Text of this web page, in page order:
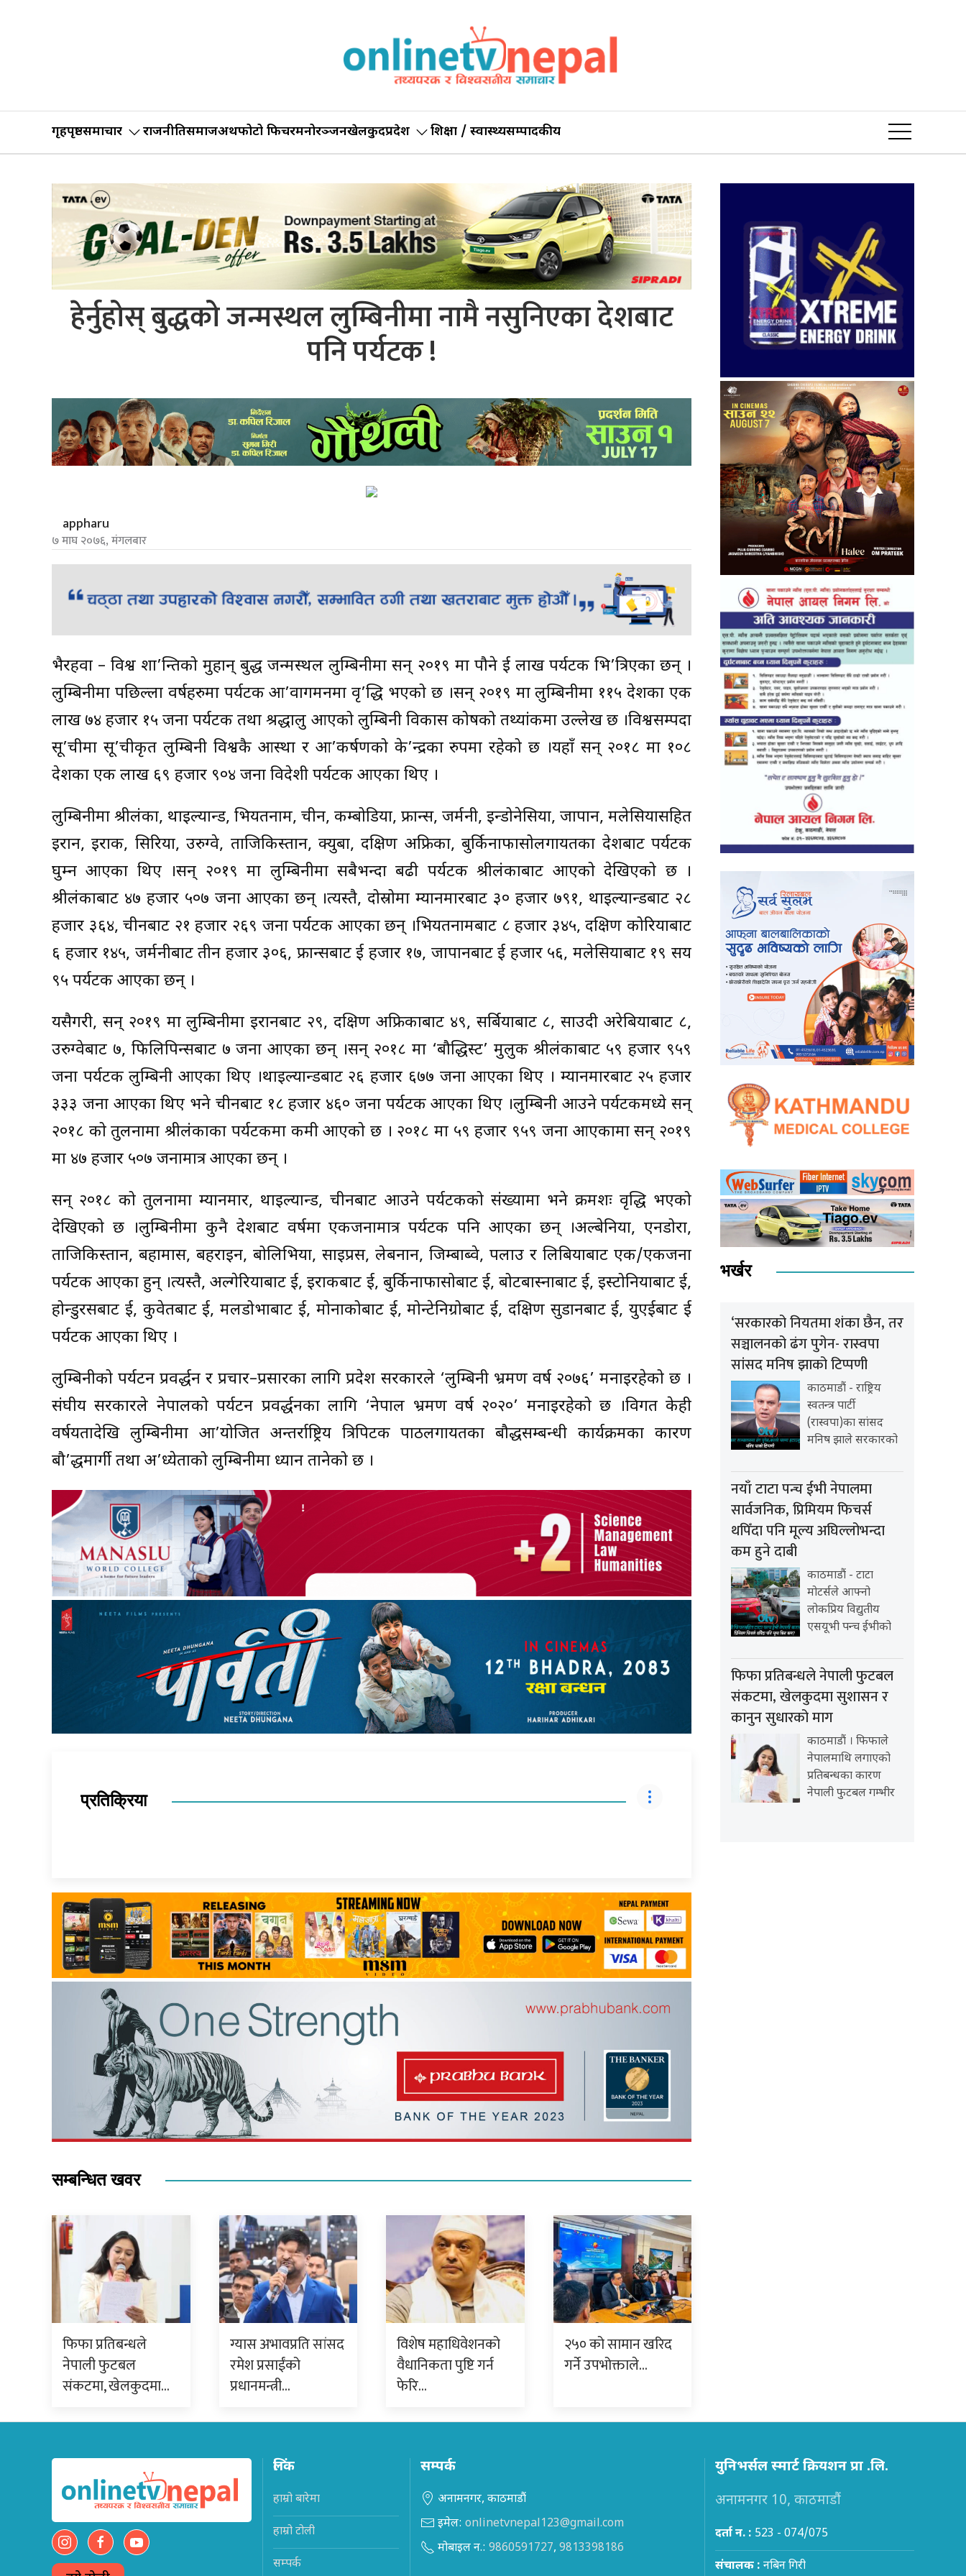
गृहपृष्ठसमाचार राजनीतिसमाजअर्थफोटो फिचरमनोरञ्जनखेलकुदप्रदेश शिक्षा / स्वास्थ्यसम्पादकीय
हेर्नुहोस् बुद्धको जन्मस्थल लुम्बिनीमा नामै नसुनिएका देशबाट
पनि पर्यटक !
appharu
७ माघ २०७६, मंगलबार
भैरहवा – विश्व शा’न्तिको मुहान् बुद्ध जन्मस्थल लुम्बिनीमा सन् २०१९ मा पौने दुई लाख पर्यटक भि’त्रिएका छन् ।
लुम्बिनीमा पछिल्ला वर्षहरुमा पर्यटक आ’वागमनमा वृ’द्धि भएको छ ।सन् २०१९ मा लुम्बिनीमा ११५ देशका एक
लाख ७४ हजार १५ जना पर्यटक तथा श्रद्धालु आएको लुम्बिनी विकास कोषको तथ्यांकमा उल्लेख छ ।विश्वसम्पदा
सू’चीमा सू’चीकृत लुम्बिनी विश्वकै आस्था र आ’कर्षणको के’न्द्रका रुपमा रहेको छ ।यहाँ सन् २०१८ मा १०८
देशका एक लाख ६९ हजार ९०४ जना विदेशी पर्यटक आएका थिए ।
लुम्बिनीमा श्रीलंका, थाइल्यान्ड, भियतनाम, चीन, कम्बोडिया, फ्रान्स, जर्मनी, इन्डोनेसिया, जापान, मलेसियासहित
इरान, इराक, सिरिया, उरुग्वे, ताजिकिस्तान, क्युबा, दक्षिण अफ्रिका, बुर्किनाफासोलगायतका देशबाट पर्यटक
घुम्न आएका थिए ।सन् २०१९ मा लुम्बिनीमा सबैभन्दा बढी पर्यटक श्रीलंकाबाट आएको देखिएको छ ।
श्रीलंकाबाट ४७ हजार ५०७ जना आएका छन् ।त्यस्तै, दोस्रोमा म्यानमारबाट ३० हजार ७९१, थाइल्यान्डबाट २८
हजार ३६४, चीनबाट २१ हजार २६९ जना पर्यटक आएका छन् ।भियतनामबाट ८ हजार ३४५, दक्षिण कोरियाबाट
६ हजार १४५, जर्मनीबाट तीन हजार ३०६, फ्रान्सबाट दुई हजार १७, जापानबाट दुई हजार ५६, मलेसियाबाट १९ सय
९५ पर्यटक आएका छन् ।
यसैगरी, सन् २०१९ मा लुम्बिनीमा इरानबाट २९, दक्षिण अफ्रिकाबाट ४९, सर्बियाबाट ८, साउदी अरेबियाबाट ८,
उरुग्वेबाट ७, फिलिपिन्सबाट ७ जना आएका छन् ।सन् २०१८ मा ‘बौद्धिस्ट’ मुलुक श्रीलंकाबाट ५९ हजार ९५९
जना पर्यटक लुम्बिनी आएका थिए ।थाइल्यान्डबाट २६ हजार ६७७ जना आएका थिए । म्यानमारबाट २५ हजार
३३३ जना आएका थिए भने चीनबाट १८ हजार ४६० जना पर्यटक आएका थिए ।लुम्बिनी आउने पर्यटकमध्ये सन्
२०१८ को तुलनामा श्रीलंकाका पर्यटकमा कमी आएको छ । २०१८ मा ५९ हजार ९५९ जना आएकामा सन् २०१९
मा ४७ हजार ५०७ जनामात्र आएका छन् ।
सन् २०१८ को तुलनामा म्यानमार, थाइल्यान्ड, चीनबाट आउने पर्यटकको संख्यामा भने क्रमशः वृद्धि भएको
देखिएको छ ।लुम्बिनीमा कुनै देशबाट वर्षमा एकजनामात्र पर्यटक पनि आएका छन् ।अल्बेनिया, एनडोरा,
ताजिकिस्तान, बहामास, बहराइन, बोलिभिया, साइप्रस, लेबनान, जिम्बाब्वे, पलाउ र लिबियाबाट एक/एकजना
पर्यटक आएका हुन् ।त्यस्तै, अल्गेरियाबाट दुई, इराकबाट दुई, बुर्किनाफासोबाट दुई, बोटबास्नाबाट दुई, इस्टोनियाबाट दुई,
होन्डुरसबाट दुई, कुवेतबाट दुई, मलडोभाबाट दुई, मोनाकोबाट दुई, मोन्टेनिग्रोबाट दुई, दक्षिण सुडानबाट दुई, युएईबाट दुई
पर्यटक आएका थिए ।
लुम्बिनीको पर्यटन प्रवर्द्धन र प्रचार–प्रसारका लागि प्रदेश सरकारले ‘लुम्बिनी भ्रमण वर्ष २०७६’ मनाइरहेको छ ।
संघीय सरकारले नेपालको पर्यटन प्रवर्द्धनका लागि ‘नेपाल भ्रमण वर्ष २०२०’ मनाइरहेको छ ।विगत केही
वर्षयतादेखि लुम्बिनीमा आ’योजित अन्तर्राष्ट्रिय त्रिपिटक पाठलगायतका बौद्धसम्बन्धी कार्यक्रमका कारण
बौ’द्धमार्गी तथा अ’ध्येताको लुम्बिनीमा ध्यान तानेको छ ।
प्रतिक्रिया
सम्बन्धित खवर
फिफा प्रतिबन्धले
नेपाली फुटबल
संकटमा, खेलकुदमा…
ग्यास अभावप्रति सांसद
रमेश प्रसाईंको
प्रधानमन्त्री…
विशेष महाधिवेशनको
वैधानिकता पुष्टि गर्न
फेरि…
२५० को सामान खरिद
गर्ने उपभोक्ताले…
भर्खर
‘सरकारको नियतमा शंका छैन, तर
सञ्चालनको ढंग पुगेन- रास्वपा
सांसद मनिष झाको टिप्पणी
काठमाडौं - राष्ट्रिय
स्वतन्त्र पार्टी
(रास्वपा)का सांसद
मनिष झाले सरकारको
नयाँ टाटा पन्च ईभी नेपालमा
सार्वजनिक, प्रिमियम फिचर्स
थपिँदा पनि मूल्य अघिल्लोभन्दा
कम हुने दाबी
काठमाडौं - टाटा
मोटर्सले आफ्नो
लोकप्रिय विद्युतीय
एसयूभी पन्च ईभीको
फिफा प्रतिबन्धले नेपाली फुटबल
संकटमा, खेलकुदमा सुशासन र
कानुन सुधारको माग
काठमाडौं । फिफाले
नेपालमाथि लगाएको
प्रतिबन्धका कारण
नेपाली फुटबल गम्भीर
लिंक
हाम्रो बारेमा
हाम्रो टोली
सम्पर्क
सम्पर्क
अनामनगर, काठमाडौं
इमेल: onlinetvnepal123@gmail.com
मोबाइल न.: 9860591727, 9813398186
युनिभर्सल स्मार्ट क्रियशन प्रा .लि.
अनामनगर 10, काठमाडौं
दर्ता न. : 523 - 074/075
संचालक : नबिन गिरी